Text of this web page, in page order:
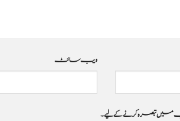
ویب‌ سائٹ
جب میں تبصرہ کرنے کےلیے۔